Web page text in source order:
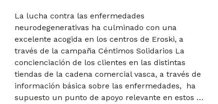
La lucha contra las enfermedades
neurodegenerativas ha culminado con una
excelente acogida en los centros de Eroski, a
través de la campaña Céntimos Solidarios La
concienciación de los clientes en las distintas
tiendas de la cadena comercial vasca, a través de
información básica sobre las enfermedades, ha
supuesto un punto de apoyo relevante en estos …